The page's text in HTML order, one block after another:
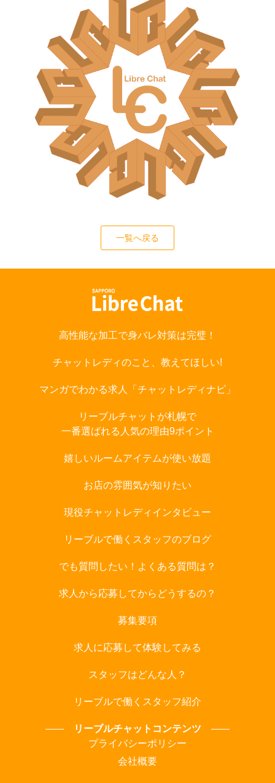
一覧へ戻る
高性能な加工で身バレ対策は完璧！
チャットレディのこと、教えてほしい!
マンガでわかる求人「チャットレディナビ」
リーブルチャットが札幌で
一番選ばれる人気の理由9ポイント
嬉しいルームアイテムが使い放題
お店の雰囲気が知りたい
現役チャットレディインタビュー
リーブルで働くスタッフのブログ
でも質問したい！よくある質問は？
求人から応募してからどうするの？
募集要項
求人に応募して体験してみる
スタッフはどんな人？
リーブルで働くスタッフ紹介
リーブルチャットコンテンツ
プライバシーポリシー
会社概要